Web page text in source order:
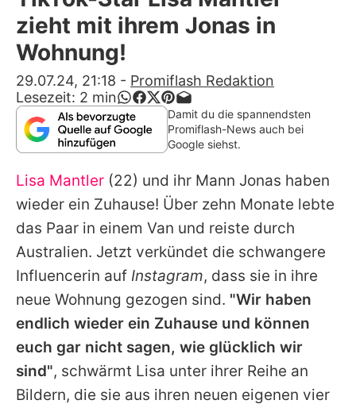
Alle Themen auf Promiflash
App runterladen
Team
Redaktionelle Richtlinien
Impressum
Datenschutzerklärung
Nutzungsbedingungen
Utiq verwalten
zieht mit ihrem Jonas in
Wohnung!
29.07.24, 21:18 - Promiflash Redaktion
Lesezeit: 2 min
Damit du die spannendsten
Promiflash-News auch bei
Google siehst.
Lisa Mantler (22) und ihr Mann Jonas haben
wieder ein Zuhause! Über zehn Monate lebte
das Paar in einem Van und reiste durch
Australien. Jetzt verkündet die schwangere
Influencerin auf Instagram, dass sie in ihre
neue Wohnung gezogen sind. "Wir haben
endlich wieder ein Zuhause und können
euch gar nicht sagen, wie glücklich wir
sind", schwärmt Lisa unter ihrer Reihe an
Bildern, die sie aus ihren neuen eigenen vier